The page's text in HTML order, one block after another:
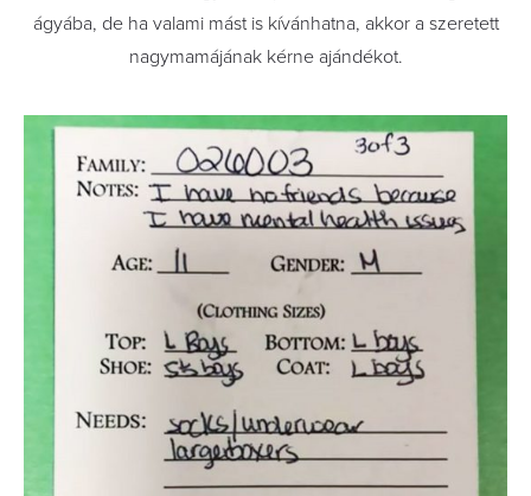
ágyába, de ha valami mást is kívánhatna, akkor a szeretett
nagymamájának kérne ajándékot.